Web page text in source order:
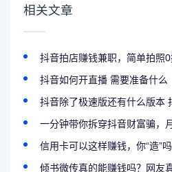
相关文章
抖音拍店赚钱兼职，简单拍照
抖音如何开直播 需要准备什么
抖音除了极速版还有什么版本
一分钟带你拆穿抖音财富骗，
信用卡可以这样赚钱，你“造”吗
倾书微传真的能赚钱吗？网友